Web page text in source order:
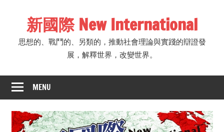
新國際 New International
思想的、戰鬥的、另類的，推動社會理論與實踐的辯證發
展，解釋世界，改變世界。
MENU